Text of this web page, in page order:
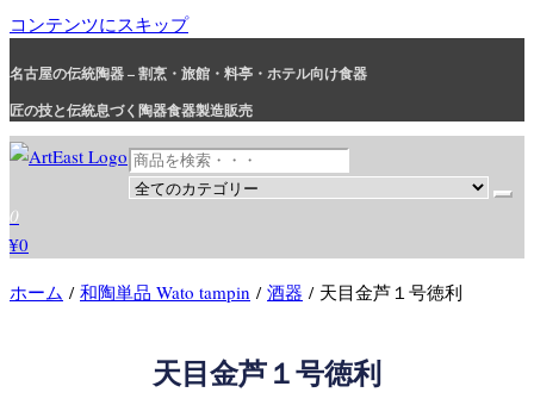
コンテンツにスキップ
名古屋の伝統陶器 – 割烹・旅館・料亭・ホテル向け食器
匠の技と伝統息づく陶器食器製造販売
和食器・洋食器通販｜割烹・旅館・料亭・ホテル等業務用卸販売
業務用から個人用まで、おしゃれでかわいい和食器・洋食器はま
とめ買いがお得です。
0
¥0
ホーム / 和陶単品 Wato tampin / 酒器 / 天目金芦１号徳利
天目金芦１号徳利